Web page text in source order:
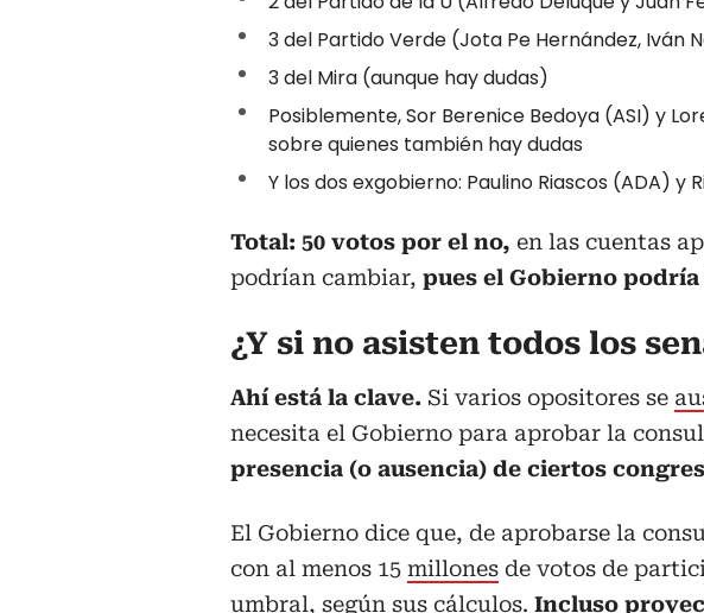
3 del Partido Verde (Jota Pe Hernández, Iván
3 del Mira (aunque hay dudas)
Posiblemente, Sor Berenice Bedoya (ASI) y
sobre quienes también hay dudas
Y los dos exgobierno: Paulino Riascos (ADA) y
Total: 50 votos por el no, en las cuentas
podrían cambiar, pues el Gobierno
¿Y si no asisten todos los
Ahí está la clave. Si varios opositores se
necesita el Gobierno para aprobar la
presencia (o ausencia) de ciertos
El Gobierno dice que, de aprobarse la
con al menos 15 millones de votos de
umbral, según sus cálculos. Incluso